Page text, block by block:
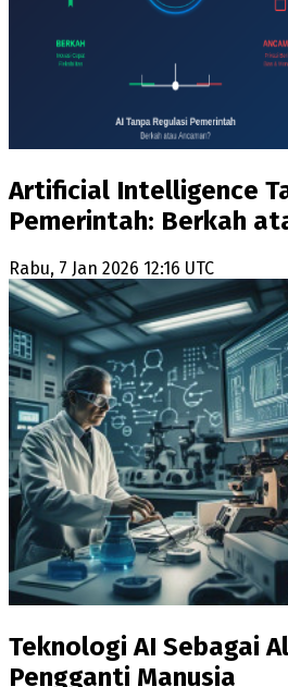
Artificial Intelligence
Pemerintah: Berkah
Rabu, 7 Jan 2026 12:16 UTC
Teknologi AI Sebagai
Pengganti Manusia